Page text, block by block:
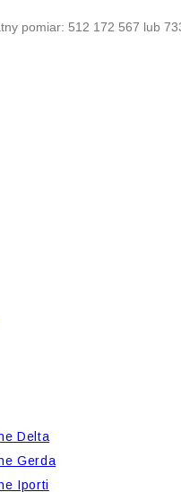
pomiar: 512 172 567 lub
Delta
Gerda
Iporti